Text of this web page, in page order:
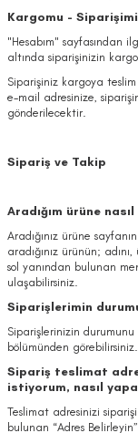
Kargomu -
"Hesabım" sayfasından
altında siparişinizin
Siparişiniz kargoya
e-mail adresinize,
gönderilecektir.
Sipariş ve Takip
Aradığım ürüne
Aradığınız ürüne
aradığınız ürünün;
sol yanından bulunan
ulaşabilirsiniz.
Siparişlerimin
Siparişlerinizin durumunu
bölümünden görebilirsiniz.
Sipariş teslimat
istiyorum, nasıl
Teslimat adresinizi
bulunan “Adres